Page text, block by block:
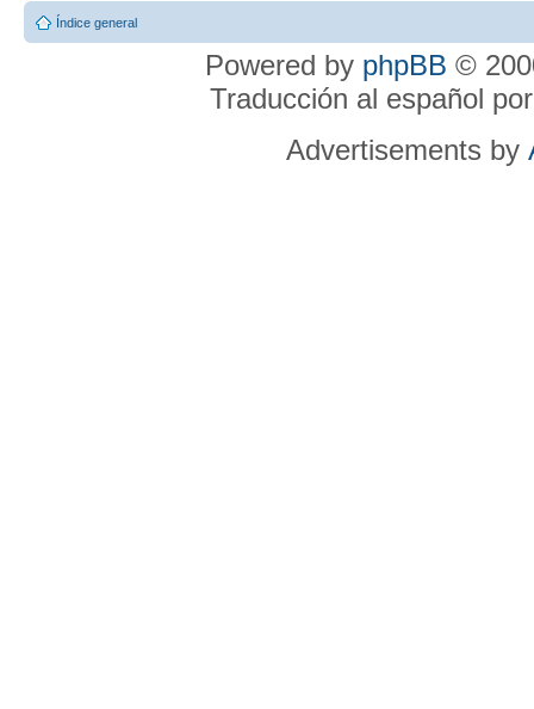
Índice general
Powered by phpBB ©
Traducción al español
Advertisements by